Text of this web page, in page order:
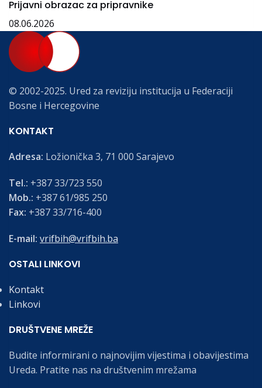
Prijavni obrazac za pripravnike
08.06.2026
© 2002-2025. Ured za reviziju institucija u Federaciji
Bosne i Hercegovine
KONTAKT
Adresa: Ložionička 3, 71 000 Sarajevo
Tel.: +387 33/723 550
Mob.: +387 61/985 250
Fax: +387 33/716-400
E-mail: vrifbih@vrifbih.ba
OSTALI LINKOVI
Kontakt
Linkovi
DRUŠTVENE MREŽE
Budite informirani o najnovijim vijestima i obavijestima
Ureda. Pratite nas na društvenim mrežama